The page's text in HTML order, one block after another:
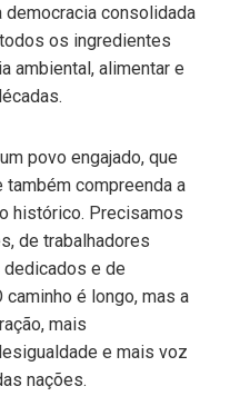
democracia consolidada
os ingredientes
ambiental, alimentar e
povo engajado, que
compreenda a
histórico. Precisamos
de trabalhadores
e de
é longo, mas a
mais
e mais voz
nações.